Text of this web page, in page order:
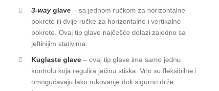
3-wayglave– sa jednom ručkom za horizontalne
pokrete ili dvije ručke za horizontalne i vertikalne
pokrete. Ovaj tip glave najčešće dolazi zajedno sa
jeftinijim stativima.
Kuglaste glave– ovaj tip glave ima samo jednu
kontrolu koja regulira jačinu stiska. Vrlo su fleksibilne i
omogućavaju lako rukovanje dok sigurno drže